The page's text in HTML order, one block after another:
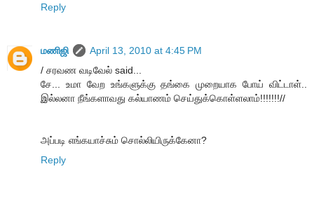
Reply
மணிஜி
April 13, 2010 at 4:45 PM
/ சரவண வடிவேல் said...
சே... உமா வேற உங்களுக்கு தங்கை முறையாக போய் விட்டாள்..
இல்லனா நீங்களாவது கல்யாணம் செய்துக்கொள்ளலாம்!!!!!!!//
அப்படி எங்கயாச்சும் சொல்லியிருக்கேனா?
Reply